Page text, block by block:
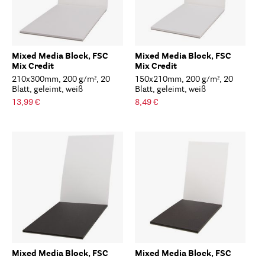
Mixed Media Block, FSC
Mix Credit
210x300mm, 200 g/m², 20
Blatt, geleimt, weiß
13,99 €
Mixed Media Block, FSC
Mix Credit
150x210mm, 200 g/m², 20
Blatt, geleimt, weiß
8,49 €
Mixed Media Block, FSC
Mixed Media Block, FSC